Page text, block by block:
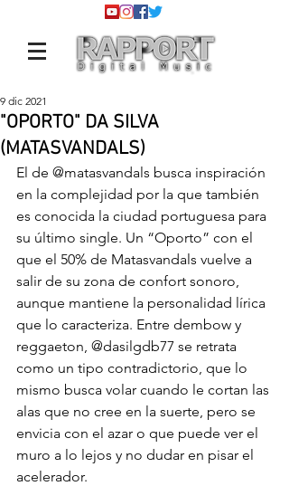
"OPORTO" DA SILVA
(MATASVANDALS)
9 dic 2021
El de @matasvandals busca inspiración
en la complejidad por la que también
es conocida la ciudad portuguesa para
su último single. Un “Oporto” con el
que el 50% de Matasvandals vuelve a
salir de su zona de confort sonoro,
aunque mantiene la personalidad lírica
que lo caracteriza. Entre dembow y
reggaeton, @dasilgdb77 se retrata
como un tipo contradictorio, que lo
mismo busca volar cuando le cortan las
alas que no cree en la suerte, pero se
envicia con el azar o que puede ver el
muro a lo lejos y no dudar en pisar el
acelerador.